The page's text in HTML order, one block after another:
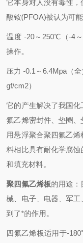
它本身对人没有毒性
酸铵(PFOA)被认为可
温度 -20～250℃（-4
操作。
压力 -0.1～6.4Mpa（
gf/cm2）
它的产生解决了我国
氟乙烯密封件、垫圈
用悬浮聚合聚四氟乙
料相比具有耐化学腐
和填充材料。
聚四氟乙烯板的用途：
械、电子、电器、军
到了*的作用。
四氟乙烯板适用于-